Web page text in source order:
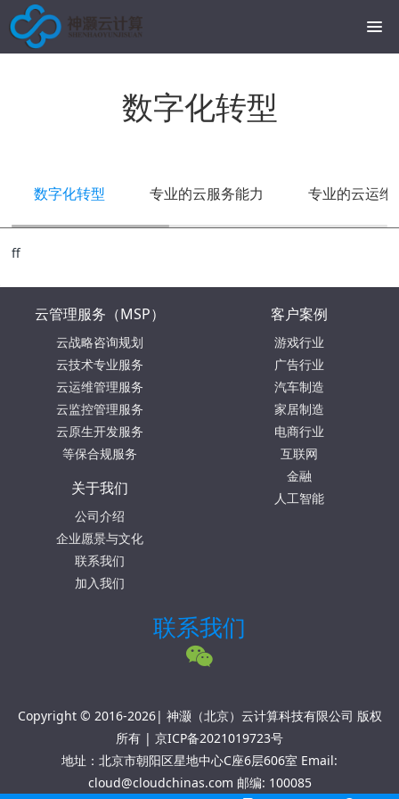
数字化转型
数字化转型 专业的云服务能力 专业的云运维
ff
云管理服务（MSP）
云战略咨询规划
云技术专业服务
云运维管理服务
云监控管理服务
云原生开发服务
等保合规服务
客户案例
游戏行业
广告行业
汽车制造
家居制造
电商行业
互联网
金融
人工智能
关于我们
公司介绍
企业愿景与文化
联系我们
加入我们
联系我们
Copyright © 2016-2026| 神灏（北京）云计算科技有限公司 版权
所有 | 京ICP备2021019723号
地址：北京市朝阳区星地中心C座6层606室 Email:
cloud@cloudchinas.com 邮编: 100085